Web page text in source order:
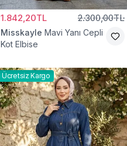
1.842,20TL 2.300,00TL
Misskayle Mavi Yanı Cepli
Kot Elbise
Ücretsiz Kargo